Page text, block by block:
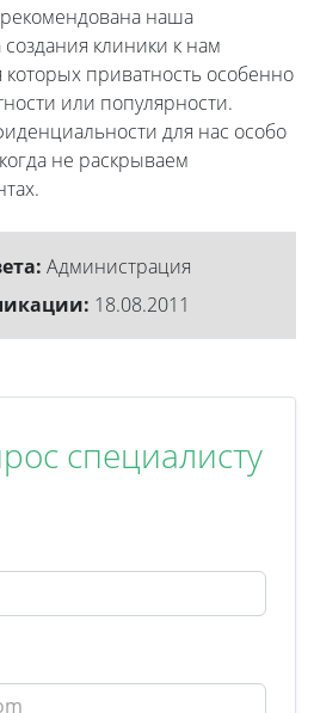
рекомендована наша
клиники к нам
приватность особенно
или популярности.
для нас особо
не раскрываем
Администрация
18.08.2011
специалисту